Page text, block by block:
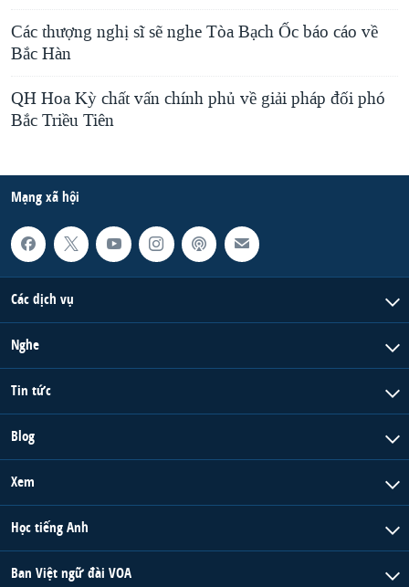
Các thượng nghị sĩ sẽ nghe Tòa Bạch Ốc báo cáo về
Bắc Hàn
QH Hoa Kỳ chất vấn chính phủ về giải pháp đối phó
Bắc Triều Tiên
Mạng xã hội
Các dịch vụ
Nghe
Tin tức
Blog
Xem
Học tiếng Anh
Ban Việt ngữ đài VOA